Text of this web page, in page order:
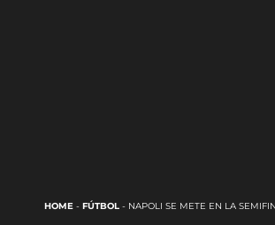
HOME- FÚTBOL- NAPOLI SE METE EN LA